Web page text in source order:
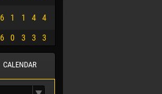
6 1 1 4 4
6 0 3 3 3
CALENDAR